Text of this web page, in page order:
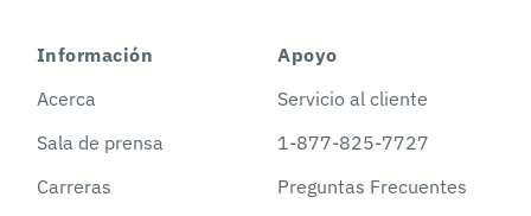
Información
Acerca
Sala de prensa
Carreras
Apoyo
Servicio al cliente
1-877-825-7727
Preguntas Frecuentes